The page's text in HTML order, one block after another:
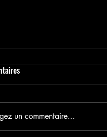
un commentaire...